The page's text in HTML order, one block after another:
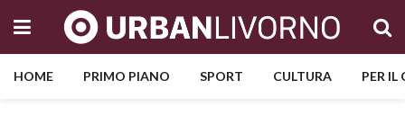
HOME PRIMO PIANO SPORT CULTURA PER